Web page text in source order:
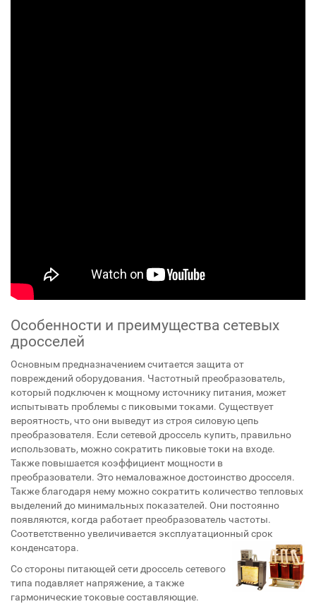
Особенности и преимущества сетевых
дросселей
Основным предназначением считается защита от
повреждений оборудования. Частотный преобразователь,
который подключен к мощному источнику питания, может
испытывать проблемы с пиковыми токами. Существует
вероятность, что они выведут из строя силовую цепь
преобразователя. Если сетевой дроссель купить, правильно
использовать, можно сократить пиковые токи на входе.
Также повышается коэффициент мощности в
преобразователи. Это немаловажное достоинство дросселя.
Также благодаря нему можно сократить количество тепловых
выделений до минимальных показателей. Они постоянно
появляются, когда работает преобразователь частоты.
Соответственно увеличивается эксплуатационный срок
конденсатора.
Со стороны питающей сети дроссель сетевого
типа подавляет напряжение, а также
гармонические токовые составляющие.